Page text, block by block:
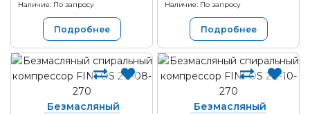
Наличие: По запросу
Подробнее
Наличие: По запросу
Подробнее
Безмасляный
Безмасляный